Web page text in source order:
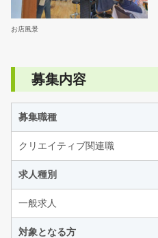
お店風景
募集内容
募集職種
クリエイティブ関連職
求人種別
一般求人
対象となる方